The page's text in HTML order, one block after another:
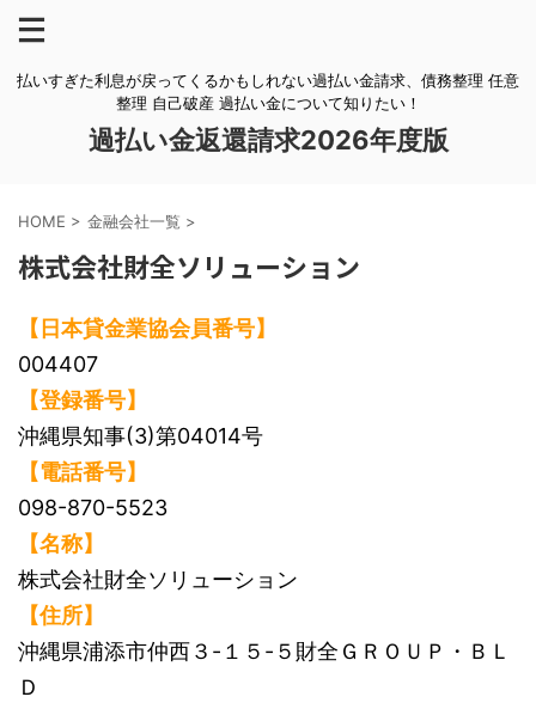
払いすぎた利息が戻ってくるかもしれない過払い金請求、債務整理 任意
整理 自己破産 過払い金について知りたい！
過払い金返還請求2026年度版
HOME > 金融会社一覧 >
株式会社財全ソリューション
【日本貸金業協会員番号】
004407
【登録番号】
沖縄県知事(3)第04014号
【電話番号】
098-870-5523
【名称】
株式会社財全ソリューション
【住所】
沖縄県浦添市仲西３-１５-５財全ＧＲＯＵＰ・ＢＬ
Ｄ